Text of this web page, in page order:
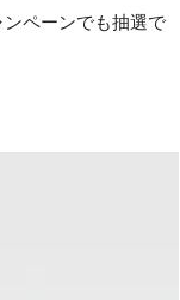
ペーンでも抽選で